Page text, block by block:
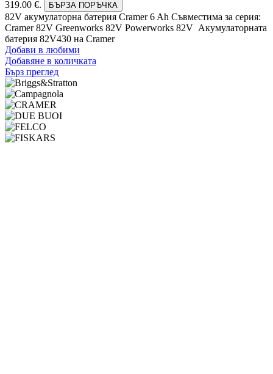
319.00 €.
БЪРЗА ПОРЪЧКА
82V акумулаторна батерия Cramer 6 Ah Съвместима за серия:
Cramer 82V Greenworks 82V Powerworks 82V Акумулаторната
батерия 82V430 на Cramer
Добави в любими
Добавяне в количката
Бърз преглед